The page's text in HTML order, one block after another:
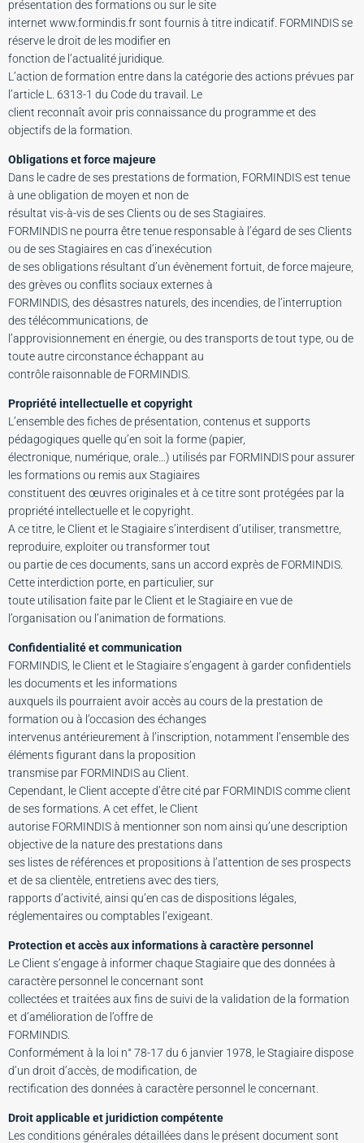
présentation des formations ou sur le site
internet www.formindis.fr sont fournis à titre indicatif. FORMINDIS se
réserve le droit de les modifier en
fonction de l’actualité juridique.
L’action de formation entre dans la catégorie des actions prévues par
l’article L. 6313-1 du Code du travail. Le
client reconnaît avoir pris connaissance du programme et des
objectifs de la formation.
Obligations et force majeure
Dans le cadre de ses prestations de formation, FORMINDIS est tenue
à une obligation de moyen et non de
résultat vis-à-vis de ses Clients ou de ses Stagiaires.
FORMINDIS ne pourra être tenue responsable à l’égard de ses Clients
ou de ses Stagiaires en cas d’inexécution
de ses obligations résultant d’un évènement fortuit, de force majeure,
des grèves ou conflits sociaux externes à
FORMINDIS, des désastres naturels, des incendies, de l’interruption
des télécommunications, de
l’approvisionnement en énergie, ou des transports de tout type, ou de
toute autre circonstance échappant au
contrôle raisonnable de FORMINDIS.
Propriété intellectuelle et copyright
L’ensemble des fiches de présentation, contenus et supports
pédagogiques quelle qu’en soit la forme (papier,
électronique, numérique, orale…) utilisés par FORMINDIS pour assurer
les formations ou remis aux Stagiaires
constituent des œuvres originales et à ce titre sont protégées par la
propriété intellectuelle et le copyright.
A ce titre, le Client et le Stagiaire s’interdisent d’utiliser, transmettre,
reproduire, exploiter ou transformer tout
ou partie de ces documents, sans un accord exprès de FORMINDIS.
Cette interdiction porte, en particulier, sur
toute utilisation faite par le Client et le Stagiaire en vue de
l’organisation ou l’animation de formations.
Confidentialité et communication
FORMINDIS, le Client et le Stagiaire s’engagent à garder confidentiels
les documents et les informations
auxquels ils pourraient avoir accès au cours de la prestation de
formation ou à l’occasion des échanges
intervenus antérieurement à l’inscription, notamment l’ensemble des
éléments figurant dans la proposition
transmise par FORMINDIS au Client.
Cependant, le Client accepte d’être cité par FORMINDIS comme client
de ses formations. A cet effet, le Client
autorise FORMINDIS à mentionner son nom ainsi qu’une description
objective de la nature des prestations dans
ses listes de références et propositions à l’attention de ses prospects
et de sa clientèle, entretiens avec des tiers,
rapports d’activité, ainsi qu’en cas de dispositions légales,
réglementaires ou comptables l’exigeant.
Protection et accès aux informations à caractère personnel
Le Client s’engage à informer chaque Stagiaire que des données à
caractère personnel le concernant sont
collectées et traitées aux fins de suivi de la validation de la formation
et d’amélioration de l’offre de
FORMINDIS.
Conformément à la loi n° 78-17 du 6 janvier 1978, le Stagiaire dispose
d’un droit d’accès, de modification, de
rectification des données à caractère personnel le concernant.
Droit applicable et juridiction compétente
Les conditions générales détaillées dans le présent document sont